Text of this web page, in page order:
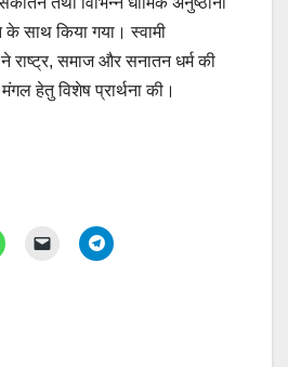
के साथ किया गया। स्वामी
राष्ट्र, समाज और सनातन धर्म की
हेतु विशेष प्रार्थना की।